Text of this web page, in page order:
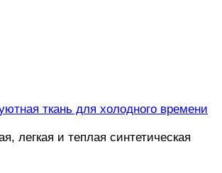
ткань для холодного времени
легкая и теплая синтетическая